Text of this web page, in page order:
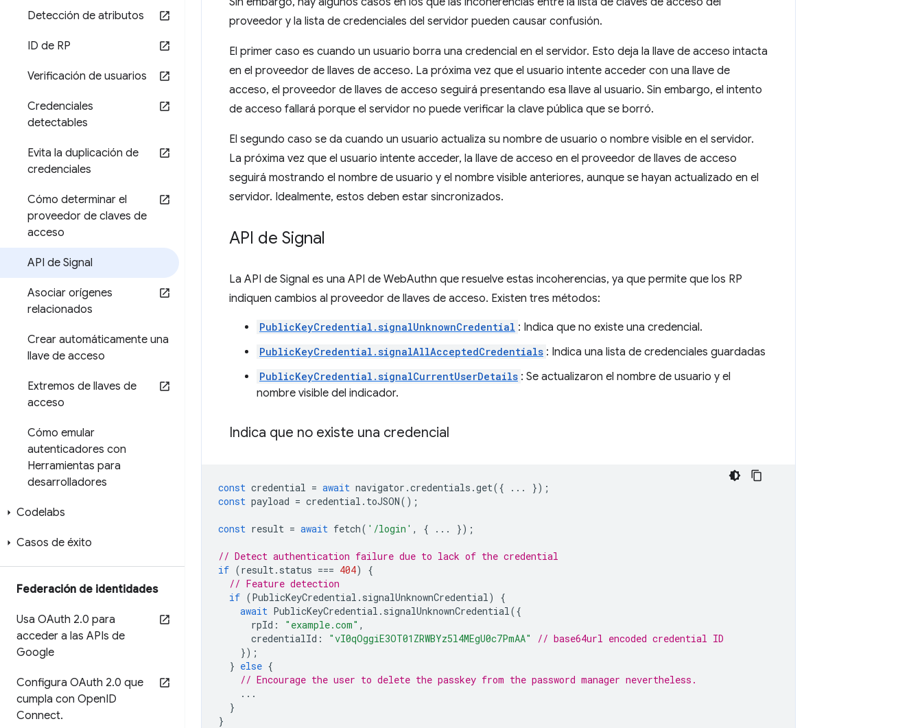
Detección de atributos
ID de RP
Verificación de usuarios
Credenciales
detectables
Evita la duplicación de
credenciales
Cómo determinar el
proveedor de claves de
acceso
API de Signal
Asociar orígenes
relacionados
Crear automáticamente una
llave de acceso
Extremos de llaves de
acceso
Cómo emular
autenticadores con
Herramientas para
desarrolladores
Codelabs
Casos de éxito
Federación de identidades
Usa OAuth 2.0 para
acceder a las APIs de
Google
Configura OAuth 2.0 que
cumpla con OpenID
Connect.
proveedor y la lista de credenciales del servidor pueden causar confusión.
El primer caso es cuando un usuario borra una credencial en el servidor. Esto deja la llave de acceso intacta
en el proveedor de llaves de acceso. La próxima vez que el usuario intente acceder con una llave de
acceso, el proveedor de llaves de acceso seguirá presentando esa llave al usuario. Sin embargo, el intento
de acceso fallará porque el servidor no puede verificar la clave pública que se borró.
El segundo caso se da cuando un usuario actualiza su nombre de usuario o nombre visible en el servidor.
La próxima vez que el usuario intente acceder, la llave de acceso en el proveedor de llaves de acceso
seguirá mostrando el nombre de usuario y el nombre visible anteriores, aunque se hayan actualizado en el
servidor. Idealmente, estos deben estar sincronizados.
API de Signal
La API de Signal es una API de WebAuthn que resuelve estas incoherencias, ya que permite que los RP
indiquen cambios al proveedor de llaves de acceso. Existen tres métodos:
PublicKeyCredential.signalUnknownCredential : Indica que no existe una credencial.
PublicKeyCredential.signalAllAcceptedCredentials : Indica una lista de credenciales guardadas
PublicKeyCredential.signalCurrentUserDetails : Se actualizaron el nombre de usuario y el
nombre visible del indicador.
Indica que no existe una credencial
const credential = await navigator .credentials .get({ ...
});
const payload = credential . toJSON();
const result = await fetch( '/login' , { ... });
// Detect authentication failure due to lack of the credential
if (result. status === 404)
{
// Feature detection
if (PublicKeyCredential . signalUnknownCredential)
{
await PublicKeyCredential . signalUnknownCredential({
rpId : "example.com" ,
credentialId : "vI0qOggiE3OT01ZRWBYz5l4MEgU0c7PmAA"
// base64url encoded credential ID
});
} else {
// Encourage the user to delete the passkey from the password manager nevertheless.
...
}
}